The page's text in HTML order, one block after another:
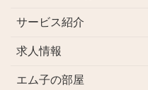
サービス紹介
求人情報
エム子の部屋